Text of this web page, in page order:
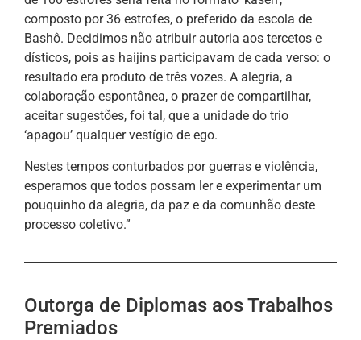
composto por 36 estrofes, o preferido da escola de
Bashô. Decidimos não atribuir autoria aos tercetos e
dísticos, pois as haijins participavam de cada verso: o
resultado era produto de três vozes. A alegria, a
colaboração espontânea, o prazer de compartilhar,
aceitar sugestões, foi tal, que a unidade do trio
‘apagou’ qualquer vestígio de ego.
Nestes tempos conturbados por guerras e violência,
esperamos que todos possam ler e experimentar um
pouquinho da alegria, da paz e da comunhão deste
processo coletivo.”
Outorga de Diplomas aos Trabalhos
Premiados